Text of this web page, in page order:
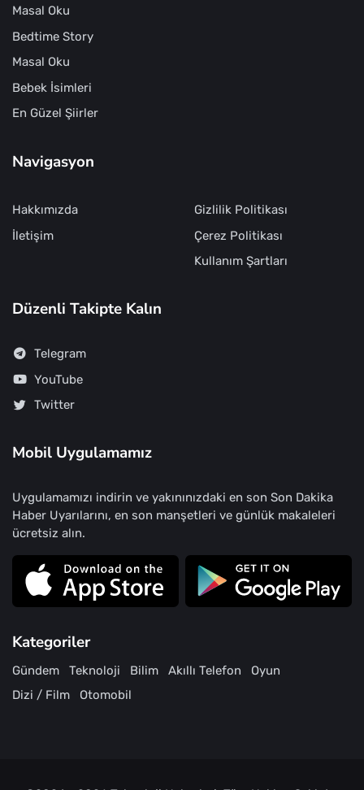
Masal Oku
Bedtime Story
Masal Oku
Bebek İsimleri
En Güzel Şiirler
Navigasyon
Hakkımızda
İletişim
Gizlilik Politikası
Çerez Politikası
Kullanım Şartları
Düzenli Takipte Kalın
Telegram
YouTube
Twitter
Mobil Uygulamamız
Uygulamamızı indirin ve yakınınızdaki en son Son Dakika
Haber Uyarılarını, en son manşetleri ve günlük makaleleri
ücretsiz alın.
Kategoriler
Gündem Teknoloji Bilim Akıllı Telefon
Oyun
Dizi / Film
Otomobil